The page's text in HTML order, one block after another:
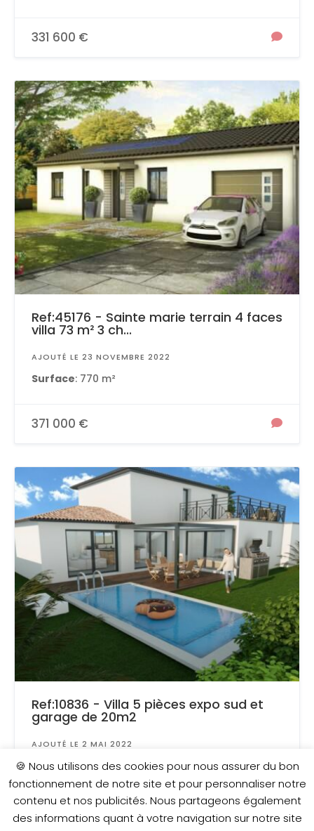
331 600 €
Ref:45176 - Sainte marie terrain 4 faces
villa 73 m² 3 ch...
AJOUTÉ LE 23 NOVEMBRE 2022
Surface: 770 m²
371 000 €
Ref:10836 - Villa 5 pièces expo sud et
garage de 20m2
AJOUTÉ LE 2 MAI 2022
Surface: 350 m²
359 000 €
🍪 Nous utilisons des cookies pour nous assurer du bon
fonctionnement de notre site et pour personnaliser notre
contenu et nos publicités. Nous partageons également
des informations quant à votre navigation sur notre site